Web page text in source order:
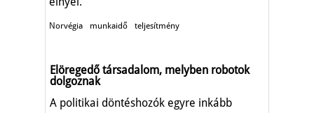
Norvégia munkaidő teljesítmény
Elöregedő társadalom, melyben robotok
dolgoznak
A politikai döntéshozók egyre inkább